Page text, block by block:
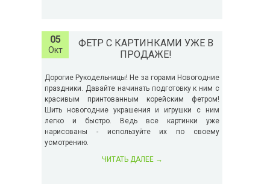
05
Окт
ФЕТР С КАРТИНКАМИ УЖЕ В
ПРОДАЖЕ!
Дорогие Рукодельницы! Не за горами Новогодние
праздники. Давайте начинать подготовку к ним с
красивым принтованным корейским фетром!
Шить новогодние украшения и игрушки с ним
легко и быстро. Ведь все картинки уже
нарисованы - используйте их по своему
усмотрению.
ЧИТАТЬ ДАЛЕЕ →